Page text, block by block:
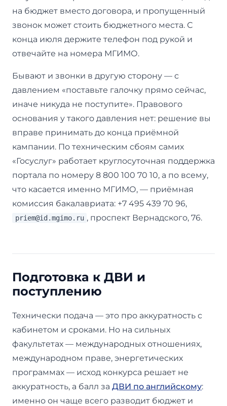
на бюджет вместо договора, и пропущенный
звонок может стоить бюджетного места. С
конца июля держите телефон под рукой и
отвечайте на номера МГИМО.
Бывают и звонки в другую сторону — с
давлением «поставьте галочку прямо сейчас,
иначе никуда не поступите». Правового
основания у такого давления нет: решение вы
вправе принимать до конца приёмной
кампании. По техническим сбоям самих
«Госуслуг» работает круглосуточная поддержка
портала по номеру 8 800 100 70 10, а по всему,
что касается именно МГИМО, — приёмная
комиссия бакалавриата: +7 495 439 70 96,
priem@id.mgimo.ru , проспект Вернадского, 76.
Подготовка к ДВИ и
поступлению
Технически подача — это про аккуратность с
кабинетом и сроками. Но на сильных
факультетах — международных отношениях,
международном праве, энергетических
программах — исход конкурса решает не
аккуратность, а балл за ДВИ по английскому:
именно он чаще всего разводит бюджет и